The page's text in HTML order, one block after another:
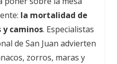
la mortalidad de
caminos. Especialistas
de San Juan advierten
zorros, maras y